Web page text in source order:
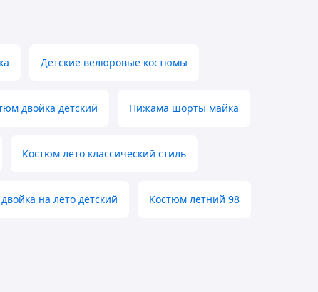
Детские велюровые костюмы
двойка детский Пижама шорты майка
Костюм лето классический стиль
на лето детский Костюм летний 98